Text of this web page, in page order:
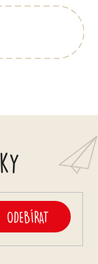
ODEBÍRAT